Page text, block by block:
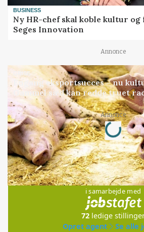
BUSINESS
Ny HR-chef skal koble kultur
Seges Innovation
Annonce
GRISE
Engang eksportsucces – nu
Gammel sæd kan redde truet
Annonce
Loading...
Jobs
i samarbejde med
72 ledige
Opret agent
Se alle